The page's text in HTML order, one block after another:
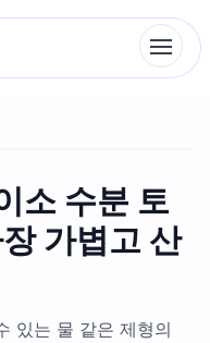
소 수분 토
가볍고 산
있는 물 같은 제형의